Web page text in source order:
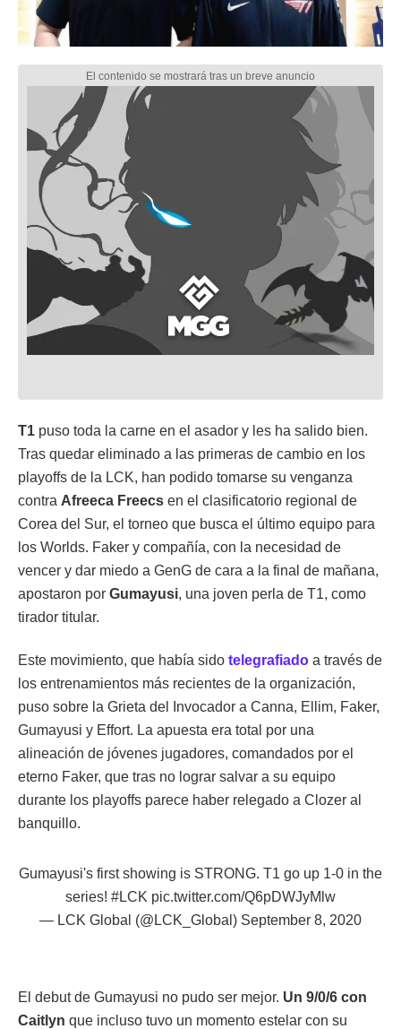
T1 puso toda la carne en el asador y les ha salido bien.
Tras quedar eliminado a las primeras de cambio en los
playoffs de la LCK, han podido tomarse su venganza
contra Afreeca Freecs en el clasificatorio regional de
Corea del Sur, el torneo que busca el último equipo para
los Worlds. Faker y compañía, con la necesidad de
vencer y dar miedo a GenG de cara a la final de mañana,
apostaron por Gumayusi, una joven perla de T1, como
tirador titular.
Este movimiento, que había sido telegrafiado a través de
los entrenamientos más recientes de la organización,
puso sobre la Grieta del Invocador a Canna, Ellim, Faker,
Gumayusi y Effort. La apuesta era total por una
alineación de jóvenes jugadores, comandados por el
eterno Faker, que tras no lograr salvar a su equipo
durante los playoffs parece haber relegado a Clozer al
banquillo.
Gumayusi's first showing is STRONG. T1 go up 1-0 in the
series! #LCK pic.twitter.com/Q6pDWJyMlw
— LCK Global (@LCK_Global) September 8, 2020
El debut de Gumayusi no pudo ser mejor. Un 9/0/6 con
Caitlyn que incluso tuvo un momento estelar con su